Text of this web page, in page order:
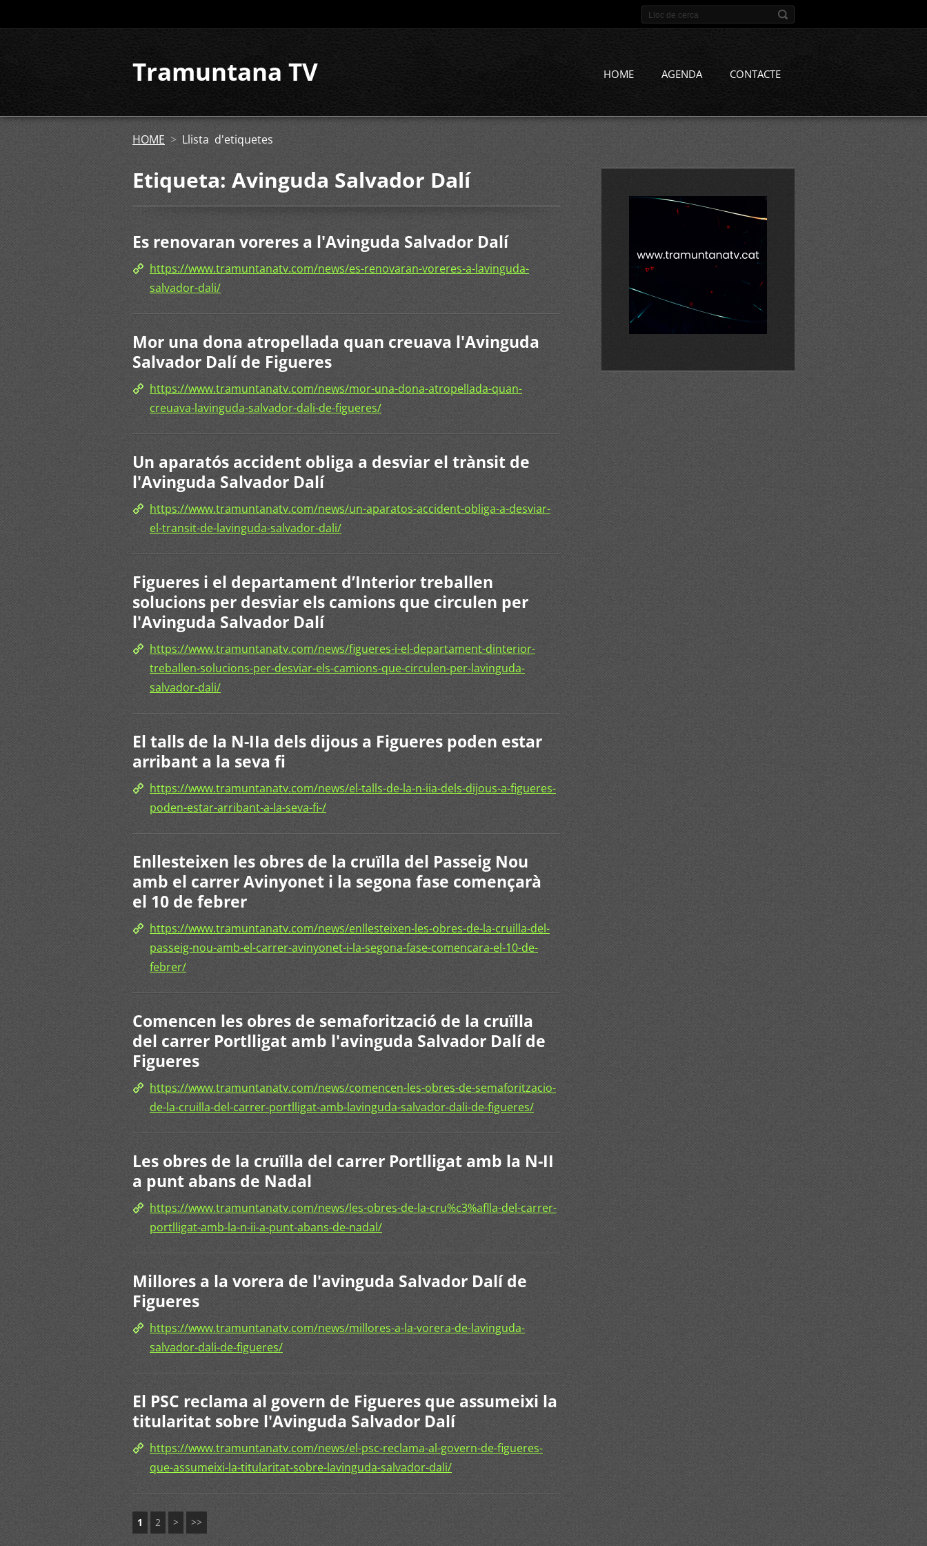
Tramuntana TV HOME AGENDA CONTACTE
HOME > Llista d'etiquetes
Etiqueta: Avinguda Salvador Dalí
Es renovaran voreres a l'Avinguda Salvador Dalí
https://www.tramuntanatv.com/news/es-renovaran-voreres-a-lavinguda-
salvador-dali/
Mor una dona atropellada quan creuava l'Avinguda
Salvador Dalí de Figueres
https://www.tramuntanatv.com/news/mor-una-dona-atropellada-quan-
creuava-lavinguda-salvador-dali-de-figueres/
Un aparatós accident obliga a desviar el trànsit de
l'Avinguda Salvador Dalí
https://www.tramuntanatv.com/news/un-aparatos-accident-obliga-a-desviar-
el-transit-de-lavinguda-salvador-dali/
Figueres i el departament d’Interior treballen
solucions per desviar els camions que circulen per
l'Avinguda Salvador Dalí
https://www.tramuntanatv.com/news/figueres-i-el-departament-dinterior-
treballen-solucions-per-desviar-els-camions-que-circulen-per-lavinguda-
salvador-dali/
El talls de la N-IIa dels dijous a Figueres poden estar
arribant a la seva fi
https://www.tramuntanatv.com/news/el-talls-de-la-n-iia-dels-dijous-a-figueres-
poden-estar-arribant-a-la-seva-fi-/
Enllesteixen les obres de la cruïlla del Passeig Nou
amb el carrer Avinyonet i la segona fase començarà
el 10 de febrer
https://www.tramuntanatv.com/news/enllesteixen-les-obres-de-la-cruilla-del-
passeig-nou-amb-el-carrer-avinyonet-i-la-segona-fase-comencara-el-10-de-
febrer/
Comencen les obres de semaforització de la cruïlla
del carrer Portlligat amb l'avinguda Salvador Dalí de
Figueres
https://www.tramuntanatv.com/news/comencen-les-obres-de-semaforitzacio-
de-la-cruilla-del-carrer-portlligat-amb-lavinguda-salvador-dali-de-figueres/
Les obres de la cruïlla del carrer Portlligat amb la N-II
a punt abans de Nadal
https://www.tramuntanatv.com/news/les-obres-de-la-cru%c3%aflla-del-carrer-
portlligat-amb-la-n-ii-a-punt-abans-de-nadal/
Millores a la vorera de l'avinguda Salvador Dalí de
Figueres
https://www.tramuntanatv.com/news/millores-a-la-vorera-de-lavinguda-
salvador-dali-de-figueres/
El PSC reclama al govern de Figueres que assumeixi la
titularitat sobre l'Avinguda Salvador Dalí
https://www.tramuntanatv.com/news/el-psc-reclama-al-govern-de-figueres-
que-assumeixi-la-titularitat-sobre-lavinguda-salvador-dali/
1 2 > >>